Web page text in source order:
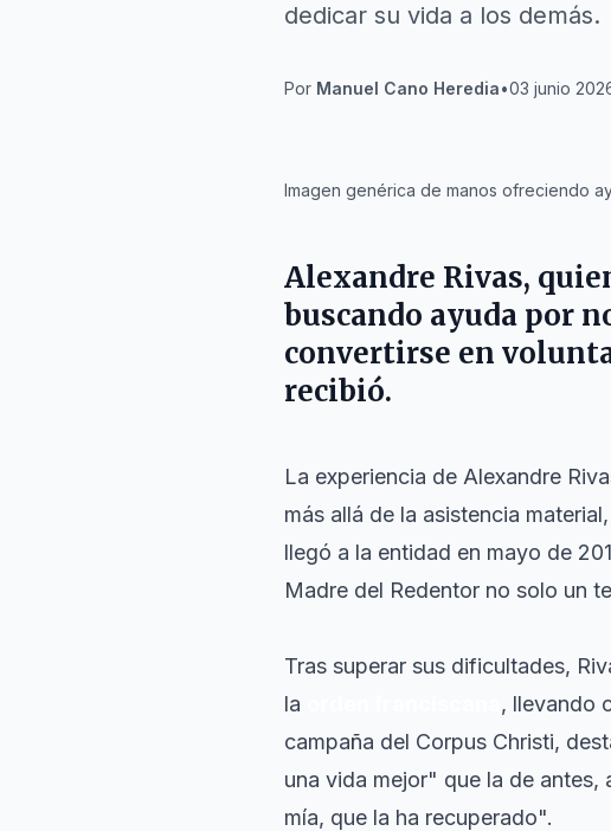
dedicar su vida a los demás.
Por Manuel Cano Heredia•03 junio
Imagen genérica de manos ofreciendo
Alexandre Rivas,
buscando ayuda por
convertirse en
recibió.
La experiencia de Alexandre
más allá de la asistencia
llegó a la entidad en mayo de
Madre del Redentor no solo un
Tras superar sus dificultades,
la
, llevando
campaña del Corpus Christi,
una vida mejor" que la de
mía, que la ha recuperado".